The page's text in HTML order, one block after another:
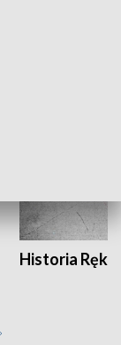
Historia Ręką